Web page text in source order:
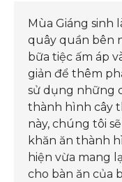
Mùa Giáng sinh
quây quần bên
bữa tiệc ấm áp
giản để thêm
sử dụng những
thành hình cây
này, chúng tôi
khăn ăn thành
hiện vừa mang
cho bàn ăn của